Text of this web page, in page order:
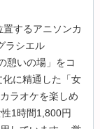
するアニソンカ
ラシエル
憩いの場」をコ
に精通した「女
ラオケを楽しめ
1時間1,800円